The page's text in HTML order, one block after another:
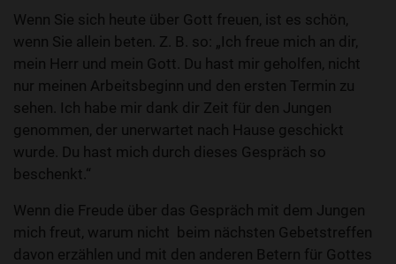
Wenn Sie sich heute über Gott freuen, ist es schön,
wenn Sie allein beten. Z. B. so: „Ich freue mich an dir,
mein Herr und mein Gott. Du hast mir geholfen, nicht
nur meinen Arbeitsbeginn und den ersten Termin zu
sehen. Ich habe mir dank dir Zeit für den Jungen
genommen, der unerwartet nach Hause geschickt
wurde. Du hast mich durch dieses Gespräch so
beschenkt.“
Wenn die Freude über das Gespräch mit dem Jungen
mich freut, warum nicht beim nächsten Gebetstreffen
davon erzählen und mit den anderen Betern für Gottes